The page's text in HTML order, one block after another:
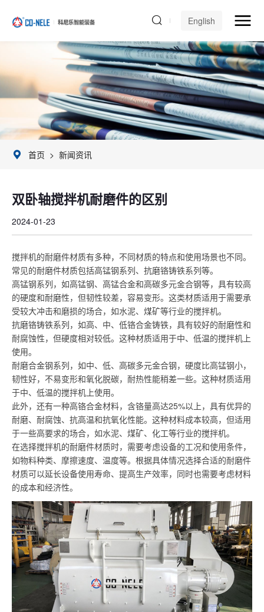
English
首页 > 新闻资讯
双卧轴搅拌机耐磨件的区别
2024-01-23
搅拌机的耐磨件材质有多种，不同材质的特点和使用场景也不同。
常见的耐磨件材质包括高锰钢系列、抗磨铬铸铁系列等。
高锰钢系列，如高锰钢、高锰合金和高碳多元金合钢等，具有较高
的硬度和耐磨性，但韧性较差，容易变形。这类材质适用于需要承
受较大冲击和磨损的场合，如水泥、煤矿等行业的搅拌机。
抗磨铬铸铁系列，如高、中、低铬合金铸铁，具有较好的耐磨性和
耐腐蚀性，但硬度相对较低。这种材质适用于中、低温的搅拌机上
使用。
耐磨合金钢系列，如中、低、高碳多元金合钢，硬度比高锰钢小，
韧性好，不易变形和氧化脱碳，耐热性能稍差一些。这种材质适用
于中、低温的搅拌机上使用。
此外，还有一种高铬合金材料，含铬量高达25%以上，具有优异的
耐磨、耐腐蚀、抗高温和抗氧化性能。这种材料成本较高，但适用
于一些高要求的场合，如水泥、煤矿、化工等行业的搅拌机。
在选择搅拌机的耐磨件材质时，需要考虑设备的工况和使用条件，
如物料种类、摩擦速度、温度等。根据具体情况选择合适的耐磨件
材质可以延长设备使用寿命、提高生产效率，同时也需要考虑材料
的成本和经济性。